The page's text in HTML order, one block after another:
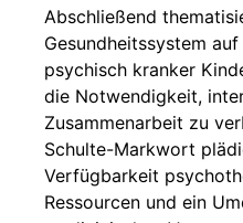
Abschließend
Gesundheitssystem
psychisch kranker
die Notwendigkeit,
Zusammenarbeit zu
Schulte-Markwort
Verfügbarkeit
Ressourcen und ein